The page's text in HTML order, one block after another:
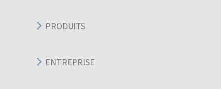
PRODUITS
ENTREPRISE